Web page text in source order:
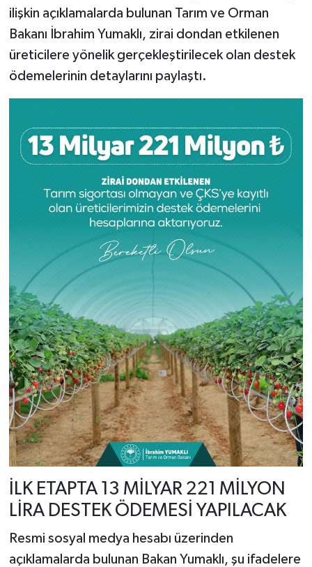
ilişkin açıklamalarda bulunan Tarım ve Orman
Bakanı İbrahim Yumaklı, zirai dondan etkilenen
üreticilere yönelik gerçekleştirilecek olan destek
ödemelerinin detaylarını paylaştı.
İLK ETAPTA 13 MİLYAR 221 MİLYON
LİRA DESTEK ÖDEMESİ YAPILACAK
Resmi sosyal medya hesabı üzerinden
açıklamalarda bulunan Bakan Yumaklı, şu ifadelere